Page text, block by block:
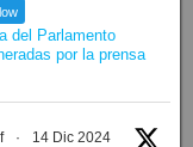
del Parlamento
por la prensa
· 14 Dic 2024